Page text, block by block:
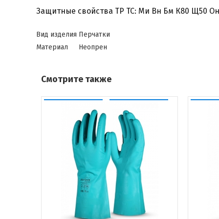
Защитные свойства ТР ТС: Ми Вн Бм К80 Щ50
Вид изделия Перчатки
Материал
Неопрен
Смотрите также